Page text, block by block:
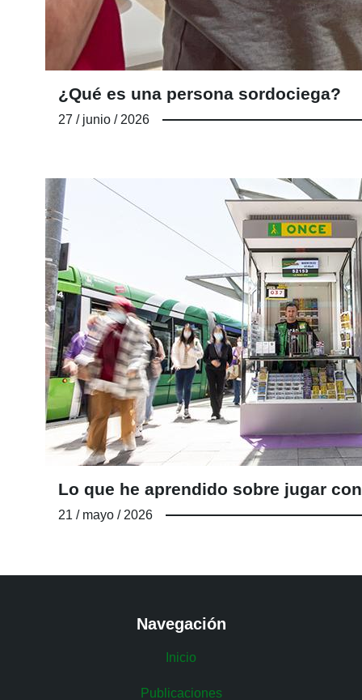
¿Qué es una persona sordociega?
27 / junio / 2026
Lo que he aprendido sobre jugar
21 / mayo / 2026
Navegación
Inicio
Publicaciones